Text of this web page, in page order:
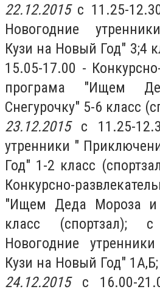
22.12.2015с 11.25-
Новогодние
Кузи на Новый Год" 3;4
15.05-17.00 -
програма "Ищем
Снегурочку" 5-6 класс
23.12.2015с 11.25-
утренники "
Год" 1-2 класс
Конкурсно-
"Ищем Деда Мороза и
класс (спортзал);
Новогодние
Кузи на Новый Год"
24.12.2015с 16.00-